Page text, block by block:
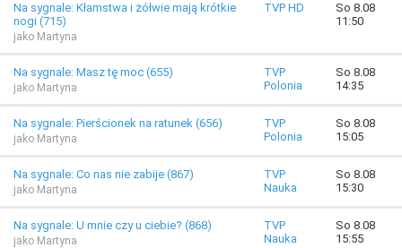
Na sygnale: Kłamstwa i żółwie mają krótkie
nogi (715)
jako Martyna
TVP HD
So 8.08
11:50
Na sygnale: Masz tę moc (655)
jako Martyna
TVP
Polonia
So 8.08
14:35
Na sygnale: Pierścionek na ratunek (656)
jako Martyna
TVP
Polonia
So 8.08
15:05
Na sygnale: Co nas nie zabije (867)
jako Martyna
TVP
Nauka
So 8.08
15:30
Na sygnale: U mnie czy u ciebie? (868)
jako Martyna
TVP
Nauka
So 8.08
15:55